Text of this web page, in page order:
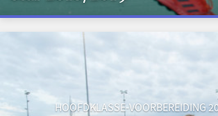
HOOFDKLASSE-VOORBEREIDING